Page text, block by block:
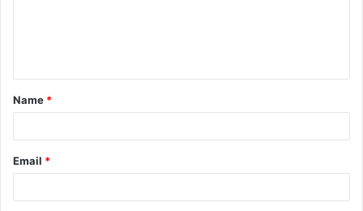
t
*
Name *
Email *